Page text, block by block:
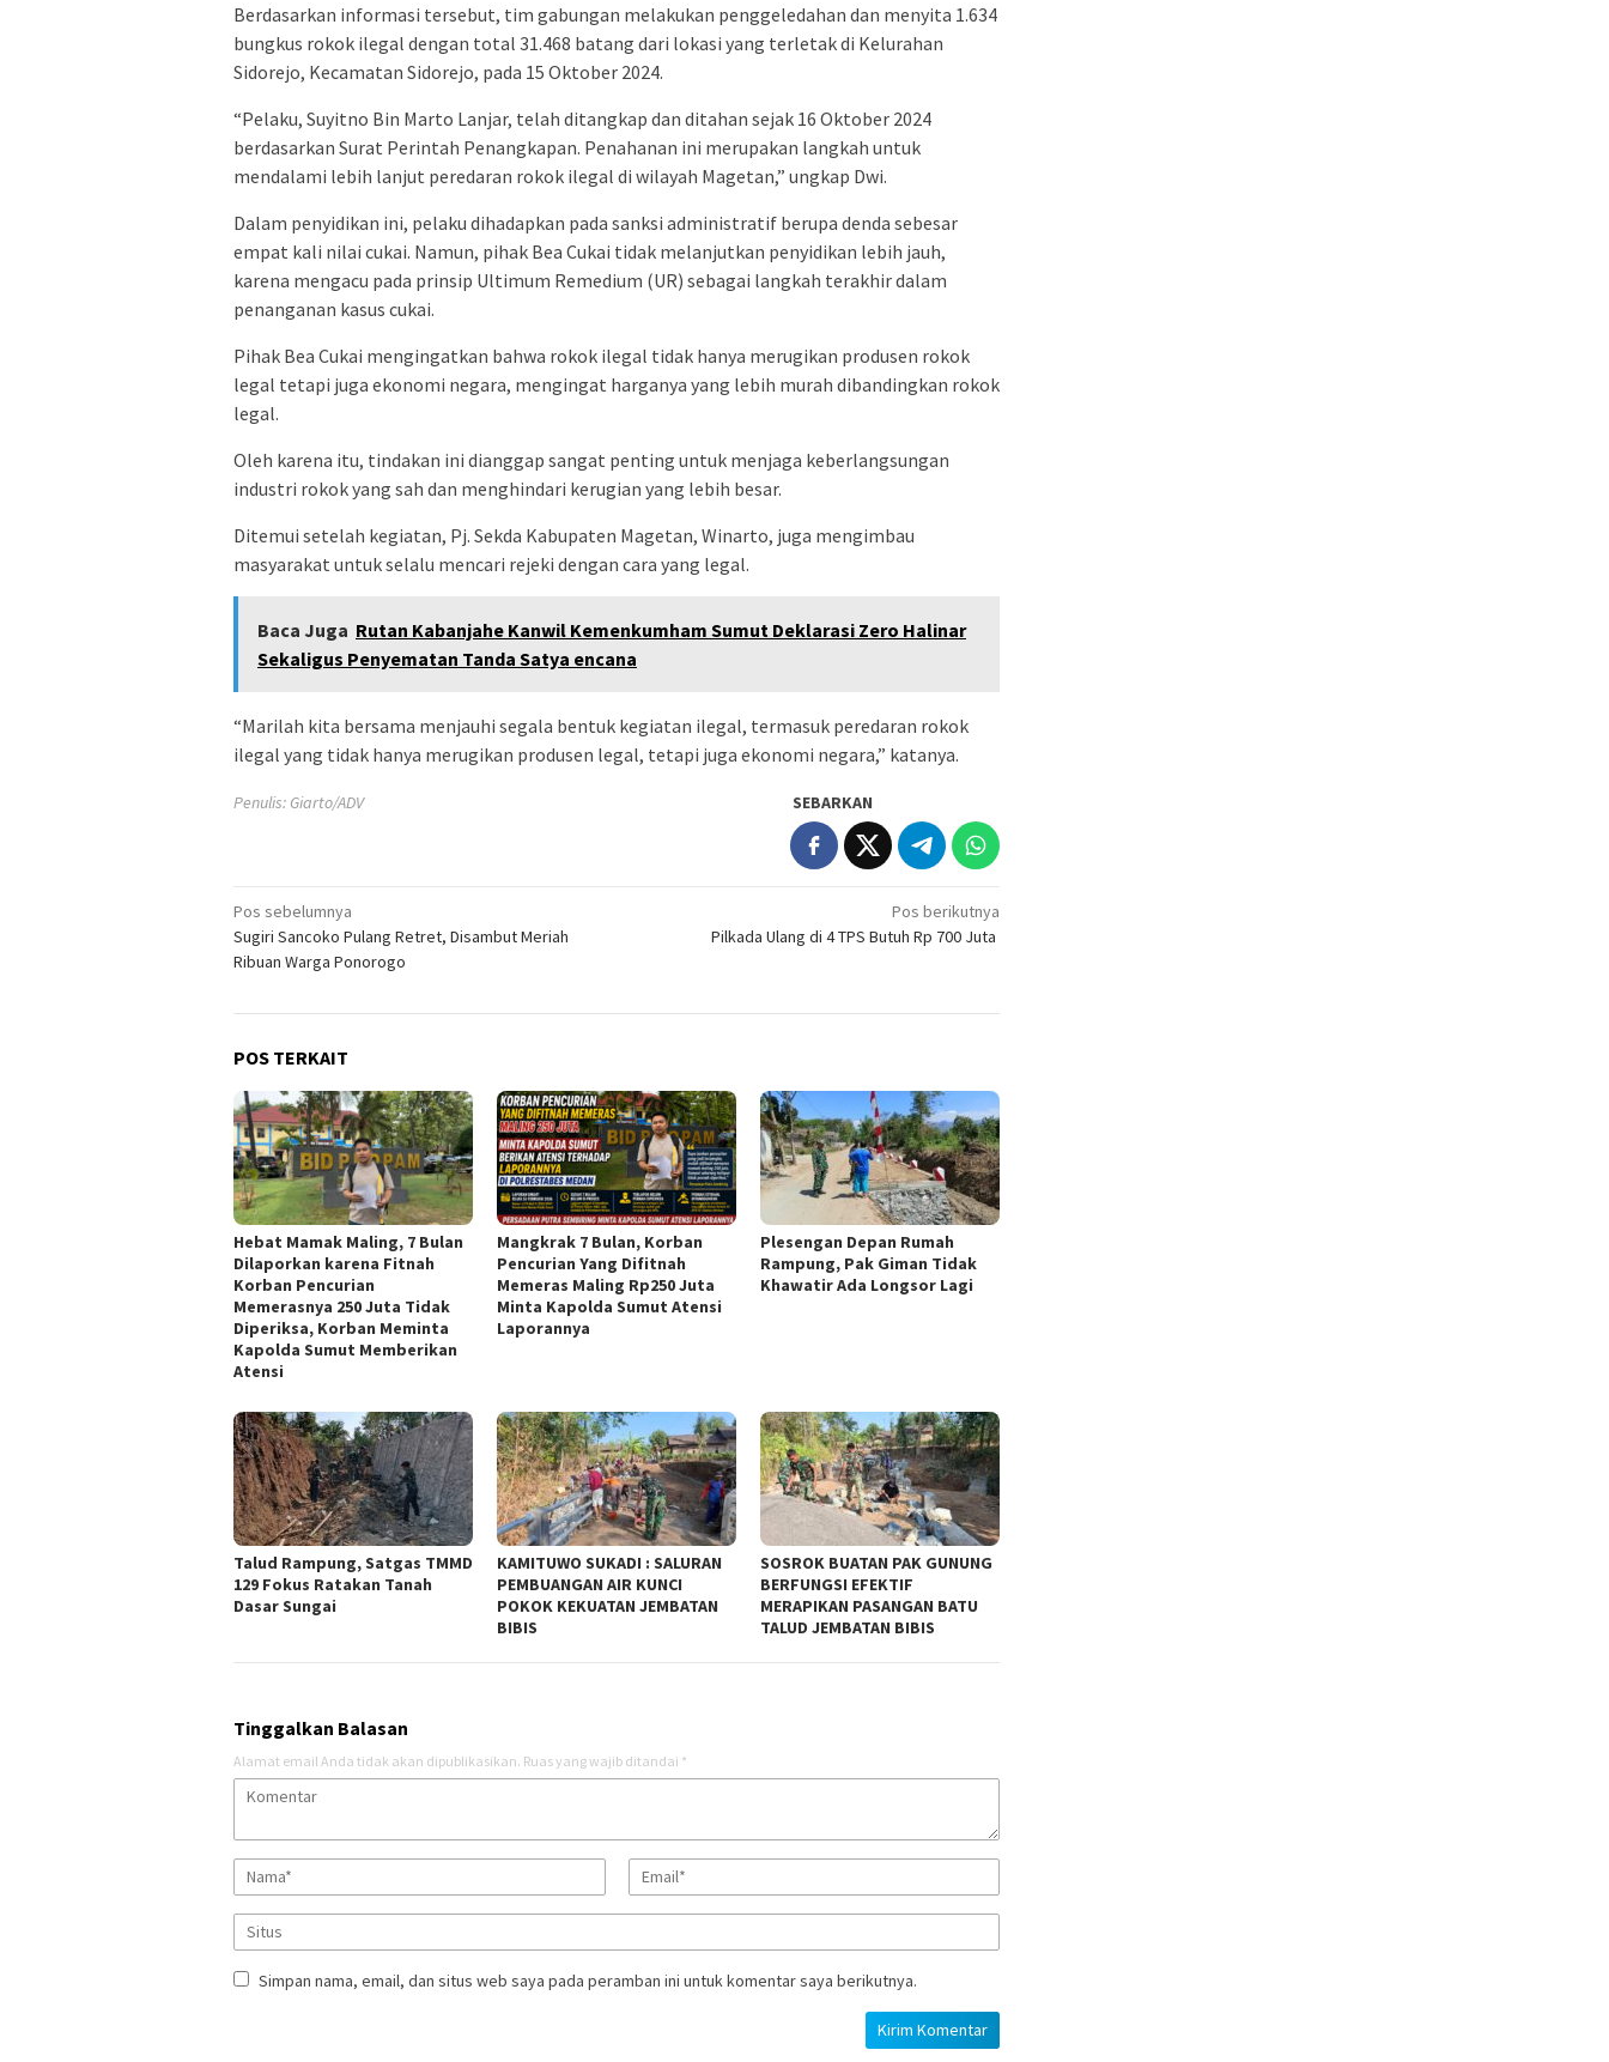
Berdasarkan informasi tersebut, tim gabungan melakukan penggeledahan dan menyita 1.634
bungkus rokok ilegal dengan total 31.468 batang dari lokasi yang terletak di Kelurahan
Sidorejo, Kecamatan Sidorejo, pada 15 Oktober 2024.
“Pelaku, Suyitno Bin Marto Lanjar, telah ditangkap dan ditahan sejak 16 Oktober 2024
berdasarkan Surat Perintah Penangkapan. Penahanan ini merupakan langkah untuk
mendalami lebih lanjut peredaran rokok ilegal di wilayah Magetan,” ungkap Dwi.
Dalam penyidikan ini, pelaku dihadapkan pada sanksi administratif berupa denda sebesar
empat kali nilai cukai. Namun, pihak Bea Cukai tidak melanjutkan penyidikan lebih jauh,
karena mengacu pada prinsip Ultimum Remedium (UR) sebagai langkah terakhir dalam
penanganan kasus cukai.
Pihak Bea Cukai mengingatkan bahwa rokok ilegal tidak hanya merugikan produsen rokok
legal tetapi juga ekonomi negara, mengingat harganya yang lebih murah dibandingkan rokok
legal.
Oleh karena itu, tindakan ini dianggap sangat penting untuk menjaga keberlangsungan
industri rokok yang sah dan menghindari kerugian yang lebih besar.
Ditemui setelah kegiatan, Pj. Sekda Kabupaten Magetan, Winarto, juga mengimbau
masyarakat untuk selalu mencari rejeki dengan cara yang legal.
Baca Juga Rutan Kabanjahe Kanwil Kemenkumham Sumut Deklarasi Zero Halinar
Sekaligus Penyematan Tanda Satya encana
“Marilah kita bersama menjauhi segala bentuk kegiatan ilegal, termasuk peredaran rokok
ilegal yang tidak hanya merugikan produsen legal, tetapi juga ekonomi negara,” katanya.
Penulis: Giarto/ADV SEBARKAN
Navigasi
pos
Pos sebelumnya
Sugiri Sancoko Pulang Retret, Disambut Meriah
Ribuan Warga Ponorogo
Pos berikutnya
Pilkada Ulang di 4 TPS Butuh Rp 700 Juta
POS TERKAIT
Hebat Mamak Maling, 7 Bulan
Dilaporkan karena Fitnah
Korban Pencurian
Memerasnya 250 Juta Tidak
Diperiksa, Korban Meminta
Kapolda Sumut Memberikan
Atensi
Mangkrak 7 Bulan, Korban
Pencurian Yang Difitnah
Memeras Maling Rp250 Juta
Minta Kapolda Sumut Atensi
Laporannya
Plesengan Depan Rumah
Rampung, Pak Giman Tidak
Khawatir Ada Longsor Lagi
Talud Rampung, Satgas TMMD
129 Fokus Ratakan Tanah
Dasar Sungai
KAMITUWO SUKADI : SALURAN
PEMBUANGAN AIR KUNCI
POKOK KEKUATAN JEMBATAN
BIBIS
SOSROK BUATAN PAK GUNUNG
BERFUNGSI EFEKTIF
MERAPIKAN PASANGAN BATU
TALUD JEMBATAN BIBIS
Tinggalkan Balasan
Alamat email Anda tidak akan dipublikasikan. Ruas yang wajib ditandai *
Simpan nama, email, dan situs web saya pada peramban ini untuk komentar saya berikutnya.